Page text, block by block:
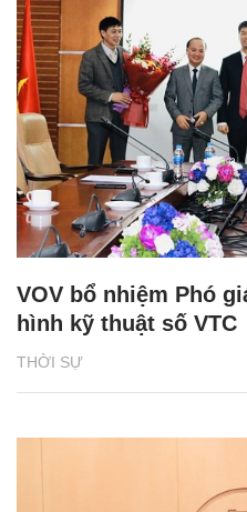
THỜI SỰ
VOV bổ nhiệm Phó
hình kỹ thuật số VTC